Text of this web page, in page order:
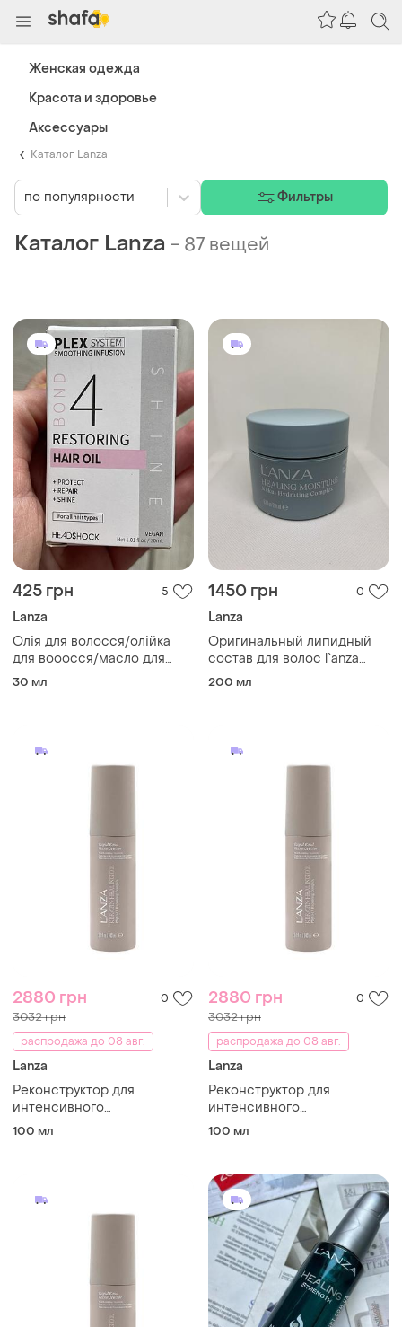
Каталог Lanza
Каталог Lanza - 87 вещей
425 грн 5
Lanza
Олія для волосся/олійка
для вооосся/масло для
волос/відновлююча олія
кончиков/
30 мл
1450 грн 0
Lanza
Оригинальный липидный
состав для волос l`anza
healing moisture moi moi
200 мл
2880 грн 0
3032 грн
распродажа до 08 авг.
Lanza
Реконструктор для
интенсивного
восстановления волос
100 мл
2880 грн 0
3032 грн
распродажа до 08 авг.
Lanza
Реконструктор для
интенсивного
восстановления волос
100 мл
по популярности Фильтры
Женская одежда
Красота и здоровье
Аксессуары